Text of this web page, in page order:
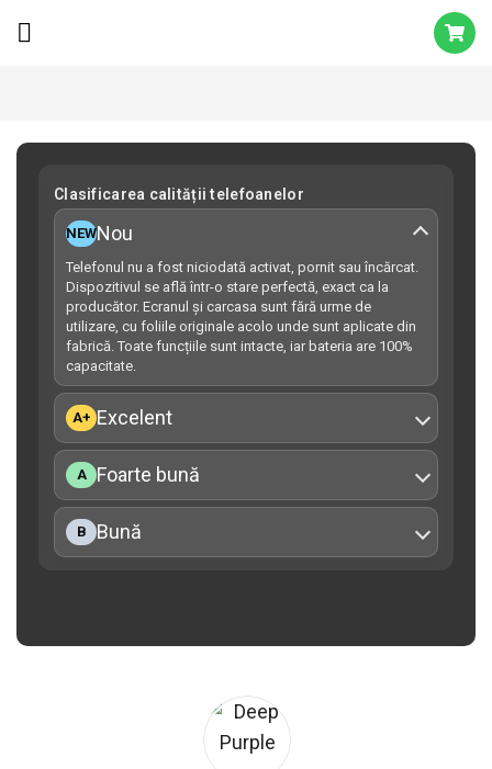
Clasificarea calității telefoanelor
NEWNou
Telefonul nu a fost niciodată activat, pornit sau încărcat.
Dispozitivul se află într-o stare perfectă, exact ca la
producător. Ecranul și carcasa sunt fără urme de
utilizare, cu foliile originale acolo unde sunt aplicate din
fabrică. Toate funcțiile sunt intacte, iar bateria are 100%
capacitate.
A+ Excelent
A Foarte bună
B Bună